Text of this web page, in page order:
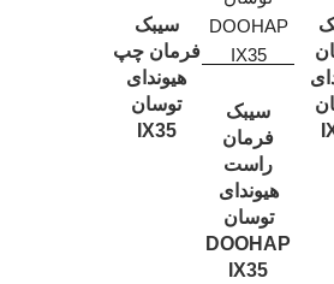
سیبک
فرمان
راست
هیوندای
توسان
DOOHAP
IX35
سیبک
فرمان چپ
هیوندای
توسان
IX35